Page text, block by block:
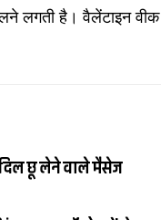
लगती है। वैलेंटाइन वीक
दिल छू लेने वाले मैसेज